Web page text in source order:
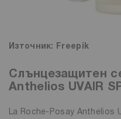
Източник: Freepik
Слънцезащитен
Anthelios UVAIR
La Roche-Posay Anthelios